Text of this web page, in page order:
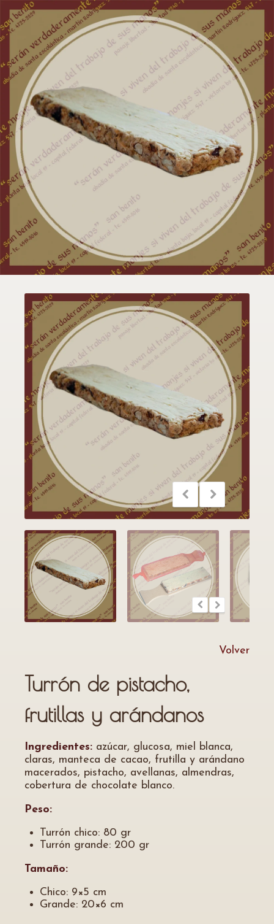
Volver
Turrón de pistacho,
frutillas y arándanos
Ingredientes: azúcar, glucosa, miel blanca,
claras, manteca de cacao, frutilla y arándano
macerados, pistacho, avellanas, almendras,
cobertura de chocolate blanco.
Peso:
Turrón chico: 80 gr
Turrón grande: 200 gr
Tamaño:
Chico: 9×5 cm
Grande: 20×6 cm